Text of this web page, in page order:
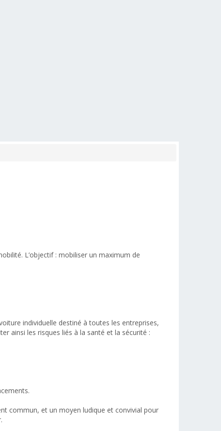
L’objectif : mobiliser un maximum de
individuelle destiné à toutes les entreprises,
ainsi les risques liés à la santé et la sécurité :
commun, et un moyen ludique et convivial pour